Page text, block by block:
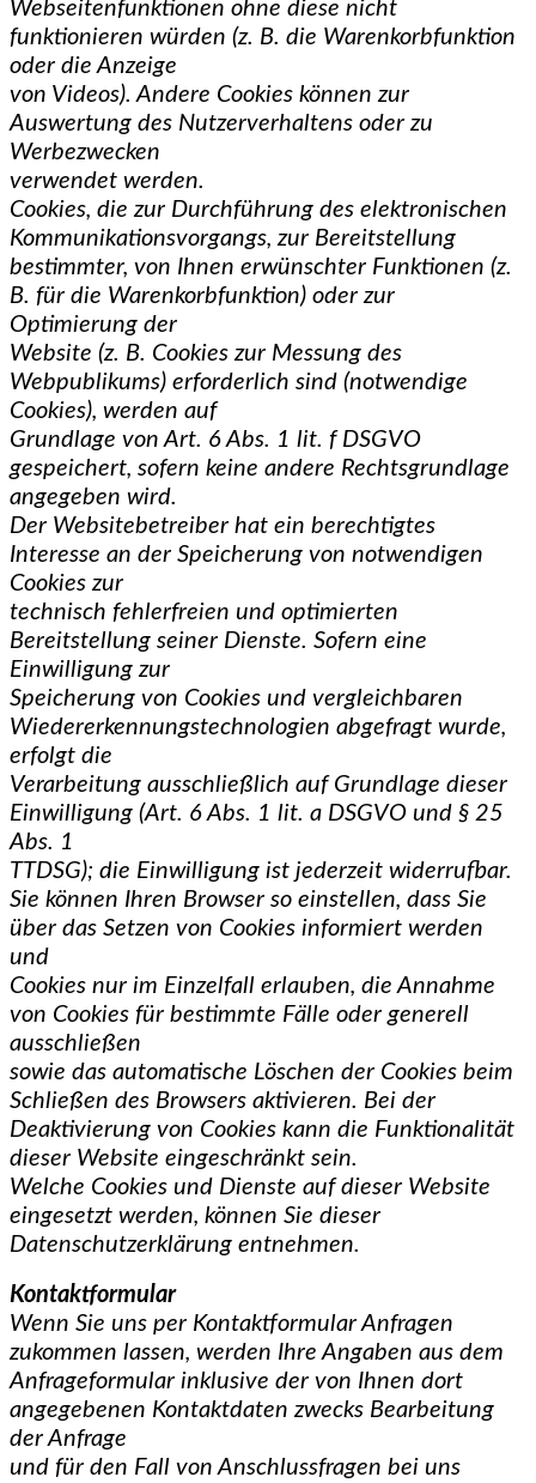
Webseitenfunktionen ohne diese nicht
funktionieren würden (z. B. die Warenkorbfunktion
oder die Anzeige
von Videos). Andere Cookies können zur
Auswertung des Nutzerverhaltens oder zu
Werbezwecken
verwendet werden.
Cookies, die zur Durchführung des elektronischen
Kommunikationsvorgangs, zur Bereitstellung
bestimmter, von Ihnen erwünschter Funktionen (z.
B. für die Warenkorbfunktion) oder zur
Optimierung der
Website (z. B. Cookies zur Messung des
Webpublikums) erforderlich sind (notwendige
Cookies), werden auf
Grundlage von Art. 6 Abs. 1 lit. f DSGVO
gespeichert, sofern keine andere Rechtsgrundlage
angegeben wird.
Der Websitebetreiber hat ein berechtigtes
Interesse an der Speicherung von notwendigen
Cookies zur
technisch fehlerfreien und optimierten
Bereitstellung seiner Dienste. Sofern eine
Einwilligung zur
Speicherung von Cookies und vergleichbaren
Wiedererkennungstechnologien abgefragt wurde,
erfolgt die
Verarbeitung ausschließlich auf Grundlage dieser
Einwilligung (Art. 6 Abs. 1 lit. a DSGVO und § 25
Abs. 1
TTDSG); die Einwilligung ist jederzeit widerrufbar.
Sie können Ihren Browser so einstellen, dass Sie
über das Setzen von Cookies informiert werden
und
Cookies nur im Einzelfall erlauben, die Annahme
von Cookies für bestimmte Fälle oder generell
ausschließen
sowie das automatische Löschen der Cookies beim
Schließen des Browsers aktivieren. Bei der
Deaktivierung von Cookies kann die Funktionalität
dieser Website eingeschränkt sein.
Welche Cookies und Dienste auf dieser Website
eingesetzt werden, können Sie dieser
Datenschutzerklärung entnehmen.
Kontaktformular
Wenn Sie uns per Kontaktformular Anfragen
zukommen lassen, werden Ihre Angaben aus dem
Anfrageformular inklusive der von Ihnen dort
angegebenen Kontaktdaten zwecks Bearbeitung
der Anfrage
und für den Fall von Anschlussfragen bei uns